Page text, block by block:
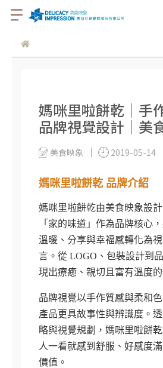
媽咪里啦餅乾｜手
品牌視覺設計｜美
美食映象 2019-05-14
媽咪里啦餅乾 品牌介紹
媽咪里啦餅乾由美食映象設
「家的味道」作為品牌核心
溫暖、分享與幸福感轉化為
言。從 LOGO、包裝設計到
現出療癒、親切且富有溫度的
品牌視覺以手作質感與柔和
產品更具故事性與辨識度。
略與視覺規劃，媽咪里啦餅
人一看就感到舒服、好感度
價值。